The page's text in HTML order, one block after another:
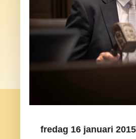
fredag 16 januari 2015